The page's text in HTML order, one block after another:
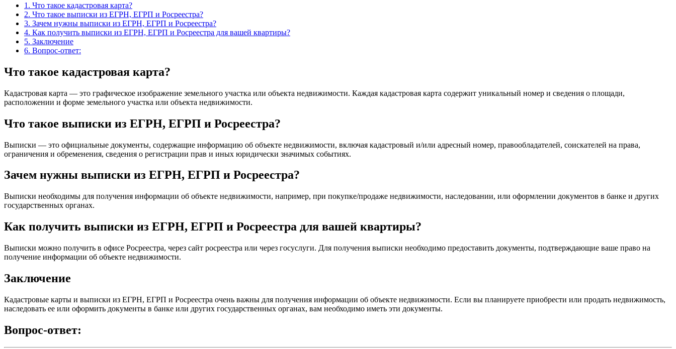
1. Что такое кадастровая карта?
2. Что такое выписки из ЕГРН, ЕГРП и Росреестра?
3. Зачем нужны выписки из ЕГРН, ЕГРП и Росреестра?
4. Как получить выписки из ЕГРН, ЕГРП и Росреестра для вашей квартиры?
5. Заключение
6. Вопрос-ответ:
Что такое кадастровая карта?
Кадастровая карта — это графическое изображение земельного участка или объекта недвижимости. Каждая кадастровая карта содержит уникальный номер и сведения о площади,
расположении и форме земельного участка или объекта недвижимости.
Что такое выписки из ЕГРН, ЕГРП и Росреестра?
Выписки — это официальные документы, содержащие информацию об объекте недвижимости, включая кадастровый и/или адресный номер, правообладателей, соискателей на права,
ограничения и обременения, сведения о регистрации прав и иных юридически значимых событиях.
Зачем нужны выписки из ЕГРН, ЕГРП и Росреестра?
Выписки необходимы для получения информации об объекте недвижимости, например, при покупке/продаже недвижимости, наследовании, или оформлении документов в банке и других
государственных органах.
Как получить выписки из ЕГРН, ЕГРП и Росреестра для вашей квартиры?
Выписки можно получить в офисе Росреестра, через сайт росреестра или через госуслуги. Для получения выписки необходимо предоставить документы, подтверждающие ваше право на
получение информации об объекте недвижимости.
Заключение
Кадастровые карты и выписки из ЕГРН, ЕГРП и Росреестра очень важны для получения информации об объекте недвижимости. Если вы планируете приобрести или продать недвижимость,
наследовать ее или оформить документы в банке или других государственных органах, вам необходимо иметь эти документы.
Вопрос-ответ: